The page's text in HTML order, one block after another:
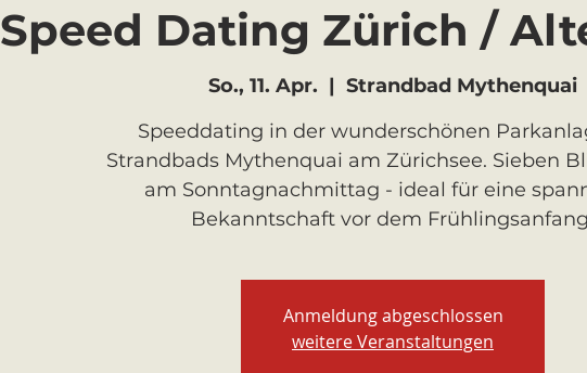
Speed Dating Zürich /
So., 11. Apr.
  |
Strandbad Mythenquai
Speeddating in der wunderschönen
Strandbads Mythenquai am Zürichsee. Sieben
am Sonntagnachmittag - ideal für eine
Bekanntschaft vor dem
Anmeldung abgeschlossen
weitere Veranstaltungen